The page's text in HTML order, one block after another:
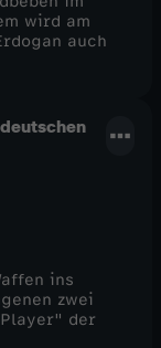
wird am
auch
ins
zwei
der